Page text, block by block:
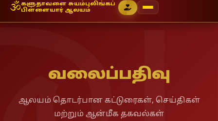
🕉களுதாவளை சுயம்புலிங்கப்
பிள்ளையார் ஆலயம்
வலைப்பதிவு
ஆலயம் தொடர்பான கட்டுரைகள், செய்திகள்
மற்றும் ஆன்மீக தகவல்கள்